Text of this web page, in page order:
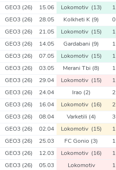
GEO3 (26) 15.06 Lokomotiv (13) 1
GEO3 (26) 28.05 Kolkheti K (9) 0
GEO3 (26) 21.05 Lokomotiv (15) 1
GEO3 (26) 14.05 Gardabani (9) 1
GEO3 (26) 07.05 Lokomotiv (15) 1
GEO3 (26) 03.05 Merani Tbi (8) 1
GEO3 (26) 29.04 Lokomotiv (15) 1
GEO3 (26) 24.04 Irao (2) 2
GEO3 (26) 16.04 Lokomotiv (16) 2
GEO3 (26) 08.04 Varketili (4) 3
GEO3 (26) 02.04 Lokomotiv (15) 1
GEO3 (26) 25.03 FC Gonio (3) 1
GEO3 (26) 12.03 Lokomotiv (16) 1
GEO3 (26) 05.03 Lokomotiv 1